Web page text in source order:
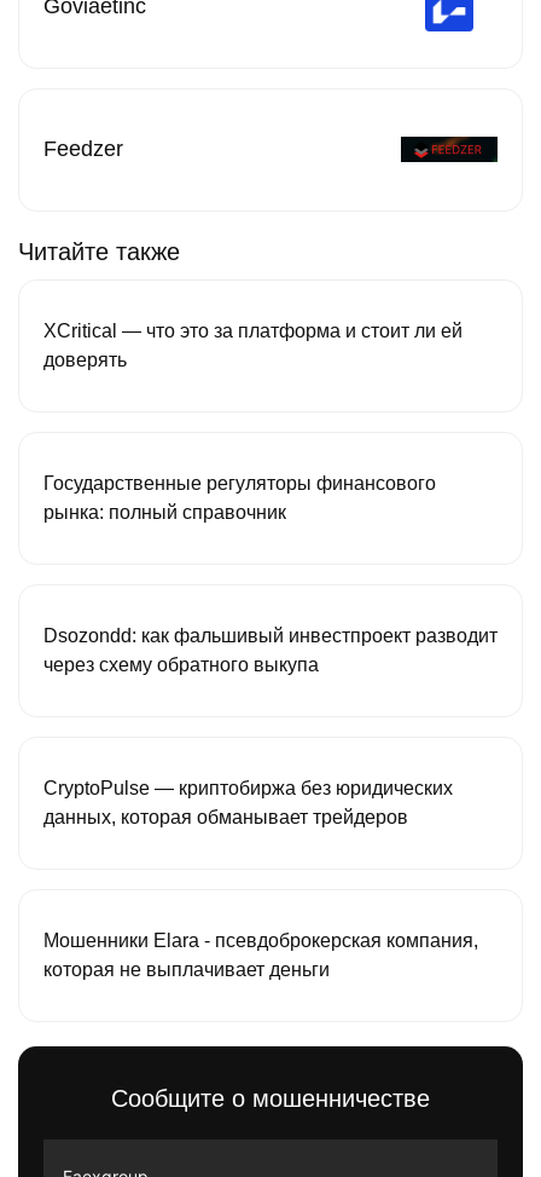
Goviaetinc
Feedzer
Читайте также
XCritical — что это за платформа и стоит ли ей
доверять
Государственные регуляторы финансового
рынка: полный справочник
Dsozondd: как фальшивый инвестпроект разводит
через схему обратного выкупа
CryptoPulse — криптобиржа без юридических
данных, которая обманывает трейдеров
Мошенники Elara - псевдоброкерская компания,
которая не выплачивает деньги
Сообщите о мошенничестве